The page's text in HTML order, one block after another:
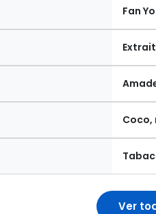
Fan
Coco,
Ver